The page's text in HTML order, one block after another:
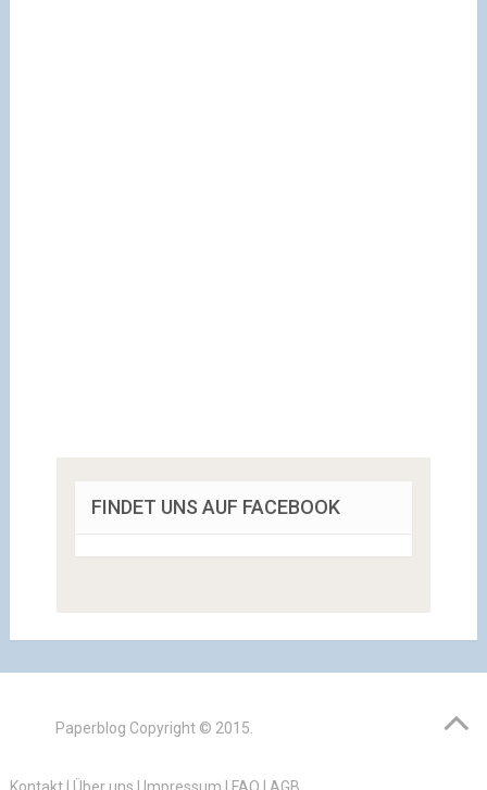
FINDET UNS AUF FACEBOOK
Paperblog Copyright © 2015.
Kontakt| Über uns Impressum FAQ AGB